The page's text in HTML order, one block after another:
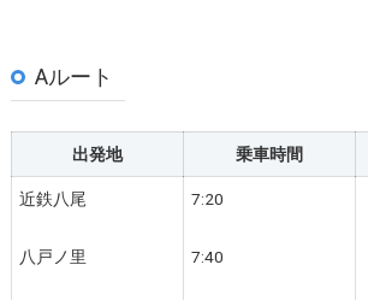
Aルート
出発地 乗車時間
近鉄八尾
八戸ノ里
7:20
7:40